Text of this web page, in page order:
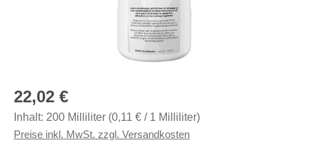
Regulärer Preis:
22,02 €
Inhalt: 200 Milliliter (0,11 € / 1 Milliliter)
Preise inkl. MwSt. zzgl. Versandkosten